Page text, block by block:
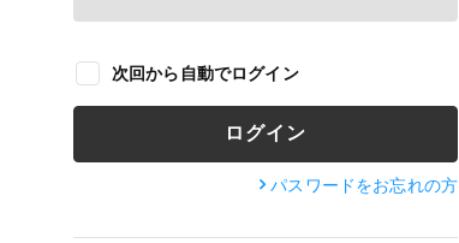
次回から自動でログイン
パスワードをお忘れの方